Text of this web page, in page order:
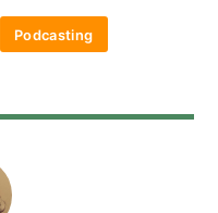
Podcasting